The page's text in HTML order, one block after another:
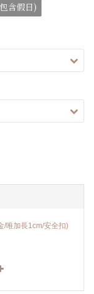
含假日)
/唯加長1cm/安全扣)